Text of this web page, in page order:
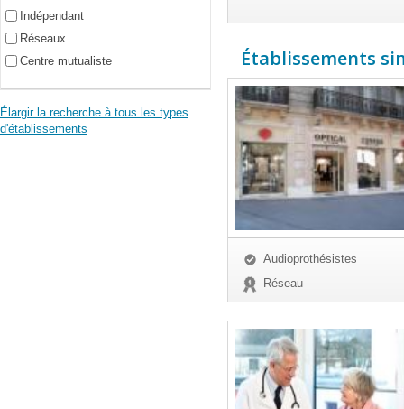
Indépendant
Réseaux
Centre mutualiste
Élargir la recherche à tous les types
d'établissements
Établissements
Audioprothésistes
Réseau